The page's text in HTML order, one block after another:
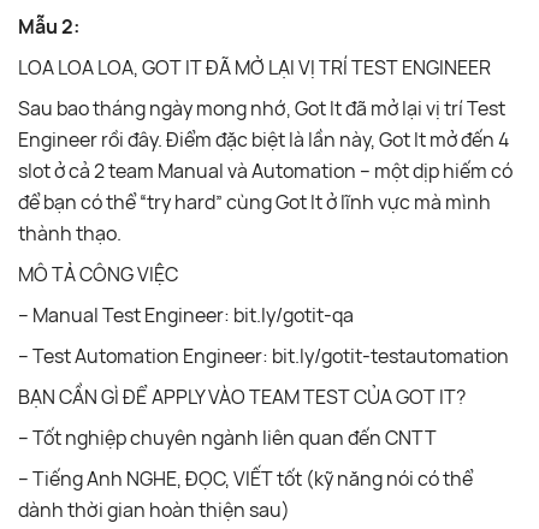
Mẫu 2:
LOA LOA LOA, GOT IT ĐÃ MỞ LẠI VỊ TRÍ TEST ENGINEER
Sau bao tháng ngày mong nhớ, Got It đã mở lại vị trí Test
Engineer rồi đây. Điểm đặc biệt là lần này, Got It mở đến 4
slot ở cả 2 team Manual và Automation – một dịp hiếm có
để bạn có thể “try hard” cùng Got It ở lĩnh vực mà mình
thành thạo.
MÔ TẢ CÔNG VIỆC
– Manual Test Engineer: bit.ly/gotit-qa
– Test Automation Engineer: bit.ly/gotit-testautomation
BẠN CẦN GÌ ĐỂ APPLY VÀO TEAM TEST CỦA GOT IT?
– Tốt nghiệp chuyên ngành liên quan đến CNTT
– Tiếng Anh NGHE, ĐỌC, VIẾT tốt (kỹ năng nói có thể
dành thời gian hoàn thiện sau)